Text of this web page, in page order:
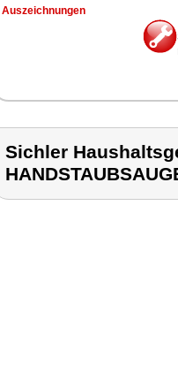
Aus­zeich­nun­gen
Sichler